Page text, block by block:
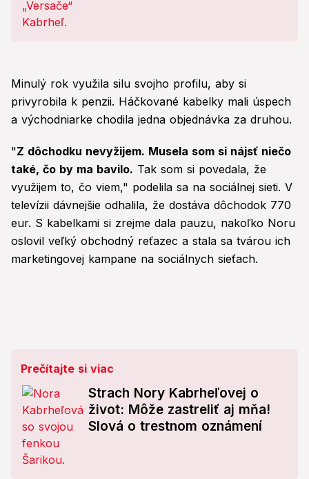
Minulý rok využila silu svojho profilu, aby si
privyrobila k penzii. Háčkované kabelky mali úspech
a východniarke chodila jedna objednávka za druhou.
"Z dôchodku nevyžijem. Musela som si nájsť niečo
také, čo by ma bavilo. Tak som si povedala, že
využijem to, čo viem," podelila sa na sociálnej sieti. V
televízii dávnejšie odhalila, že dostáva dôchodok 770
eur. S kabelkami si zrejme dala pauzu, nakoľko Noru
oslovil veľký obchodný reťazec a stala sa tvárou ich
marketingovej kampane na sociálnych sieťach.
Prečítajte si viac
Strach Nory Kabrheľovej o
život: Môže zastreliť aj mňa!
Slová o trestnom oznámení